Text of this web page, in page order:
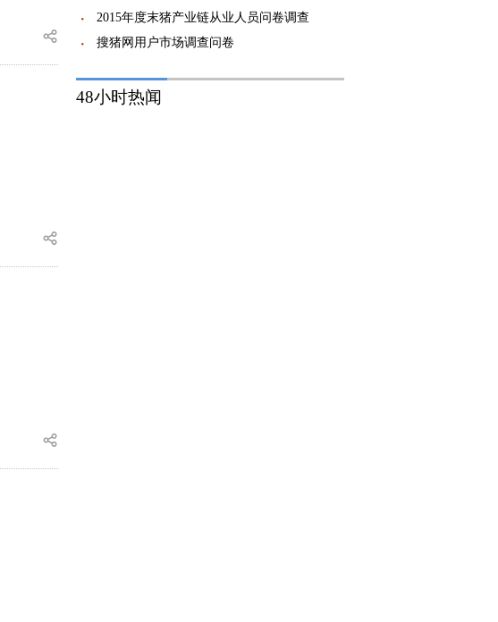
2015年度末猪产业链从业人员问卷调查
搜猪网用户市场调查问卷
48小时热闻